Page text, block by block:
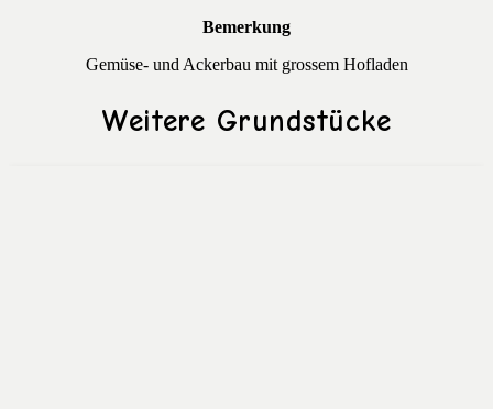
Bemerkung
Gemüse- und Ackerbau mit grossem Hofladen
Weitere Grundstücke